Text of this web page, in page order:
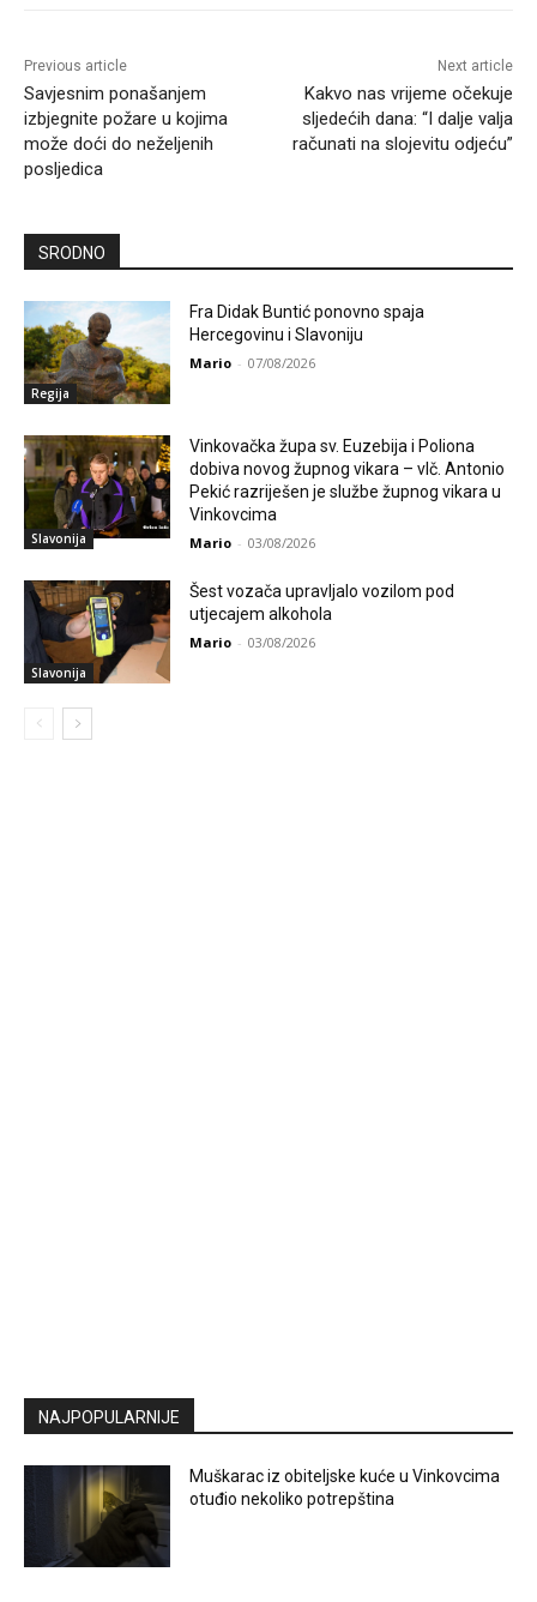
Previous article
Savjesnim ponašanjem
izbjegnite požare u kojima
može doći do neželjenih
posljedica
Next article
Kakvo nas vrijeme očekuje
sljedećih dana: “I dalje valja
računati na slojevitu odjeću”
SRODNO
Regija
Fra Didak Buntić ponovno spaja
Hercegovinu i Slavoniju
Mario - 07/08/2026
Slavonija
Vinkovačka župa sv. Euzebija i Poliona
dobiva novog župnog vikara – vlč. Antonio
Pekić razriješen je službe župnog vikara u
Vinkovcima
Mario - 03/08/2026
Slavonija
Šest vozača upravljalo vozilom pod
utjecajem alkohola
Mario - 03/08/2026
NAJPOPULARNIJE
Muškarac iz obiteljske kuće u Vinkovcima
otuđio nekoliko potrepština